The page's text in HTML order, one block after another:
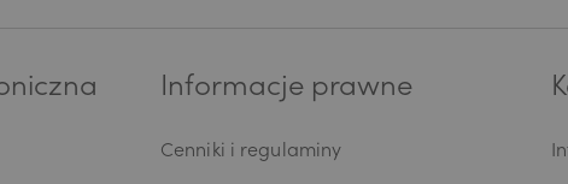
Informacje prawne
Cenniki i regulaminy